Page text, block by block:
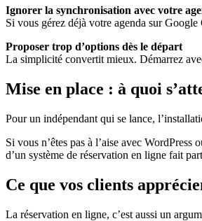
Ignorer la synchronisation avec votre
Si vous gérez déjà votre agenda sur
Proposer trop d’options dès le départ
La simplicité convertit mieux. Démarrez
Mise en place : à quoi
Pour un indépendant qui se lance,
Si vous n’êtes pas à l’aise avec
d’un système de réservation en ligne fait
Ce que vos clients
La réservation en ligne, c’est aussi un